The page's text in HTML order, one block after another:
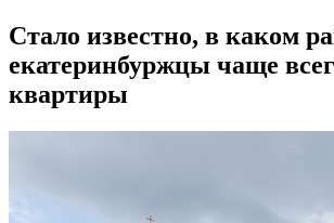
Стало известно, в каком
екатеринбуржцы чаще
квартиры